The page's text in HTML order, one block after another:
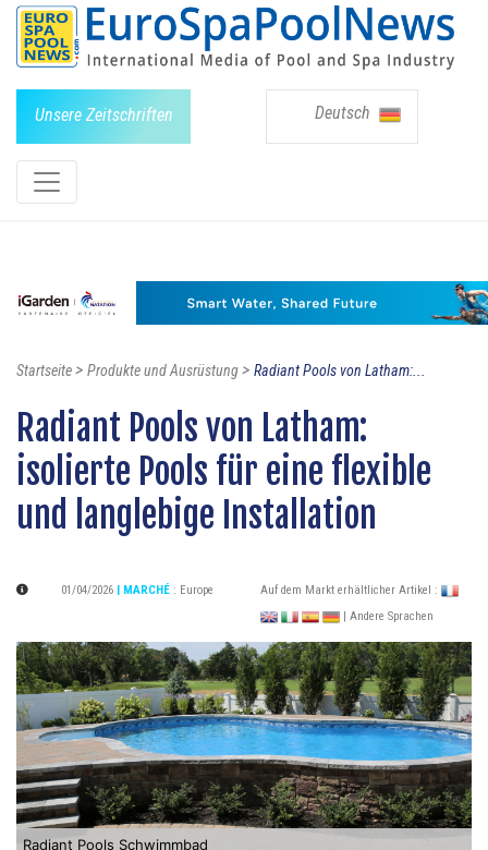
Unsere Zeitschriften Deutsch
Startseite> Produkte und Ausrüstung> Radiant Pools von Latham:...
Radiant Pools von Latham:
isolierte Pools für eine flexible
und langlebige Installation
01/04/2026 | MARCHÉ : Europe
Auf dem Markt erhältlicher Artikel :
| Andere Sprachen
Radiant Pools Schwimmbad